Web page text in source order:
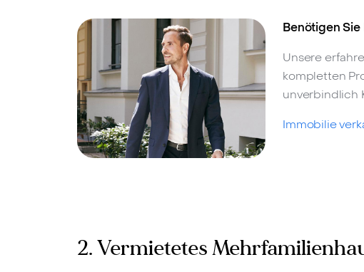
Benötigen
Unsere
kompletten
unverbindlich
Immobilie
2. Vermietetes